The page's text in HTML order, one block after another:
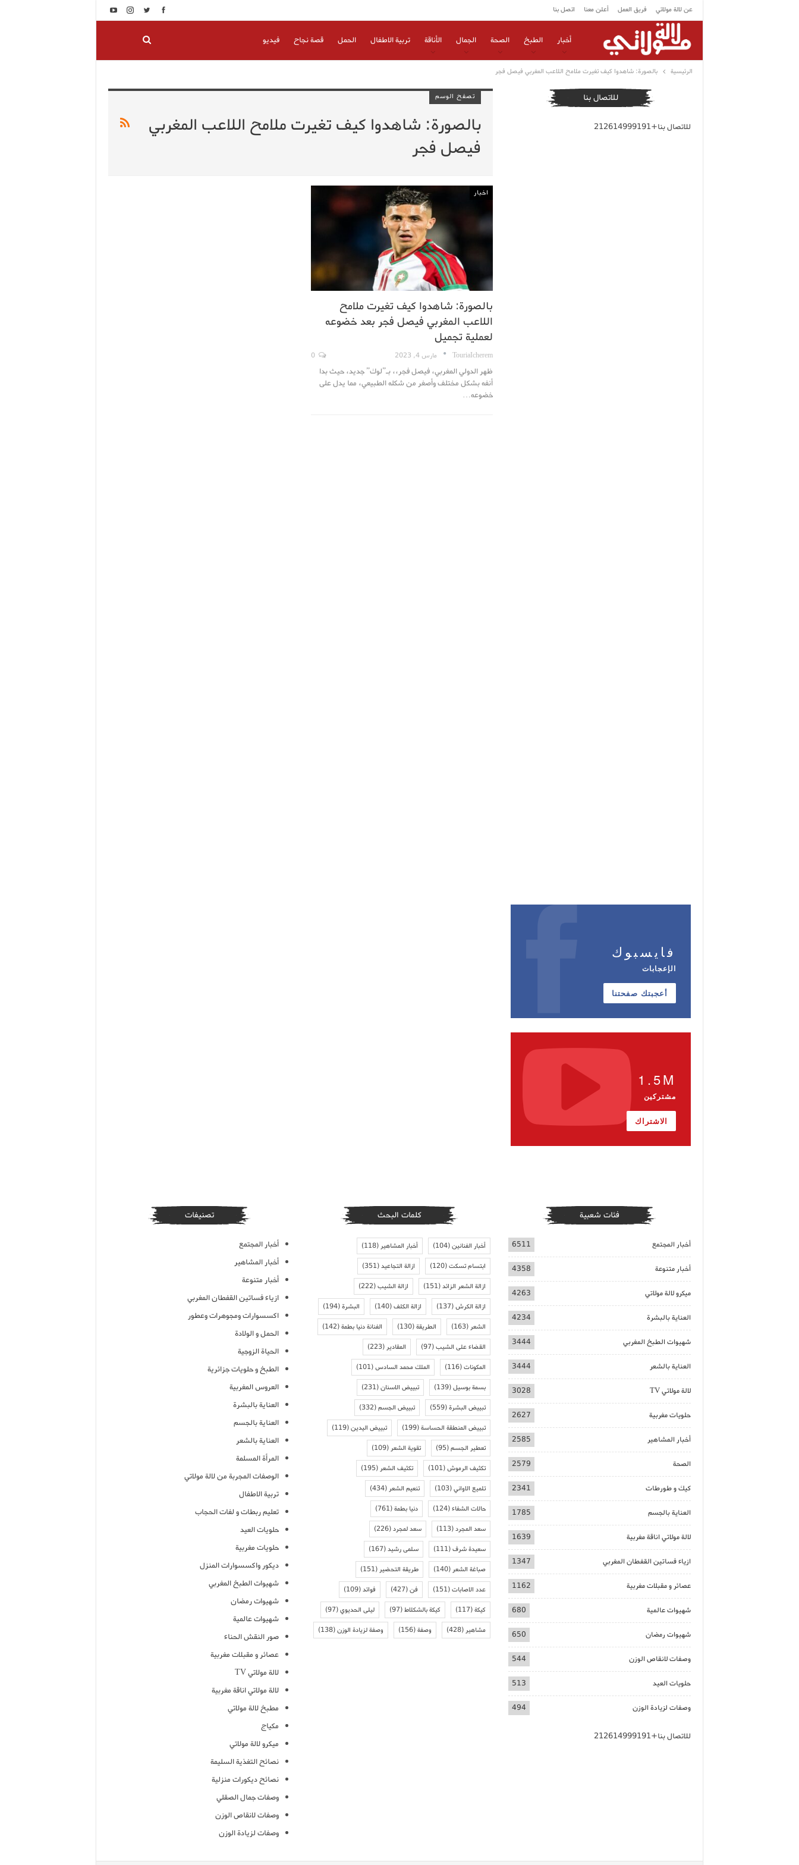
عن لالة مولاتي فريق العمل أعلن معنا اتصل بنا
أخبار الطبخ الصحة الجمال الأناقة تربية الاطفال الحمل قصة نجاح فيديو
الرئيسية بالصورة: شاهدوا كيف تغيرت ملامح اللاعب المغربي فيصل فجر
تصفح الوسم
بالصورة: شاهدوا كيف تغيرت ملامح اللاعب المغربي
فيصل فجر
اخبار
بالصورة: شاهدوا كيف تغيرت ملامح
اللاعب المغربي فيصل فجر بعد خضوعه
لعملية تجميل
TouriaIcherem مارس 4, 2023
ظهر الدولي المغربي، فيصل فجر،، بـ”لوك” جديد، حيث بدا
أنفه بشكل مختلف وأصغر من شكله الطبيعي، مما يدل على
خضوعه…
للاتصال بنا
للاتصال بنا+212614999191
فايسبوك
الإعجابات
أعجبتك صفحتنا
1.5M
مشتركين
الاشتراك
فئات شعبية
أخبار المجتمع 6511
أخبار متنوعة 4358
ميكرو لالة مولاتي 4263
العناية بالبشرة 4234
شهيوات الطبخ المغربي 3444
العناية بالشعر 3444
لالة مولاتي TV 3028
حلويات مغربية 2627
أخبار المشاهير 2585
الصحة 2579
كيك و طورطات 2341
العناية بالجسم 1785
لالة مولاتي اناقة مغربية 1639
ازياء فساتين القفطان المغربي 1347
عصائر و مقبلات مغربية 1162
شهيوات عالمية 680
شهيوات رمضان 650
وصفات لانقاص الوزن 544
حلويات العيد 513
وصفات لزيادة الوزن 494
للاتصال بنا+212614999191
كلمات البحث
أخبار الفنانين(104) أخبار المشاهير(118)
ابتسام تسكت(120) ازالة التجاعيد(351)
ازالة الشعر الزائد(151) ازالة الشيب(222)
ازالة الكرش(137) ازالة الكلف(140) البشرة(194)
الشعر(163) الطريقة(130) الفنانة دنيا بطمة(142)
القضاء على الشيب(97) المقادير(223)
المكونات(116) الملك محمد السادس(101)
بسمة بوسيل(139) تبييض الاسنان(231)
تبييض البشرة(559) تبييض الجسم(332)
تبييض المنطقة الحساسة(199) تبييض اليدين(119)
تعطير الجسم(95) تقوية الشعر(109)
تكثيف الرموش(101) تكثيف الشعر(195)
تلميع الاواني(103) تنعيم الشعر(434)
حالات الشفاء(124) دنيا بطمة(761)
سعد المجرد(113) سعد لمجرد(226)
سعيدة شرف(111) سلمى رشيد(167)
صباغة الشعر(140) طريقة التحضير(151)
عدد الاصابات(151) فن(427) فوائد(109)
كيكة(117) كيكة بالشكلاط(97) ليلى الحديوي(97)
مشاهير(428) وصفة(156) وصفة لزيادة الوزن(138)
تصنيفات
أخبار المجتمع
أخبار المشاهير
أخبار متنوعة
ازياء فساتين القفطان المغربي
اكسسوارات ومجوهرات وعطور
الحمل و الولادة
الحياة الزوجية
الطبخ و حلويات جزائرية
العروس المغربية
العناية بالبشرة
العناية بالجسم
العناية بالشعر
المرأة المسلمة
الوصفات المجربة من لالة مولاتي
تربية الاطفال
تعليم ربطات و لفات الحجاب
حلويات العيد
حلويات مغربية
ديكور واكسسوارات المنزل
شهيوات الطبخ المغربي
شهيوات رمضان
شهيوات عالمية
صور النقش الحناء
عصائر و مقبلات مغربية
لالة مولاتي TV
لالة مولاتي اناقة مغربية
مطبخ لالة مولاتي
مكياج
ميكرو لالة مولاتي
نصائح التغذية السليمة
نصائح ديكورات منزلية
وصفات جمال الصقلي
وصفات لانقاص الوزن
وصفات لزيادة الوزن